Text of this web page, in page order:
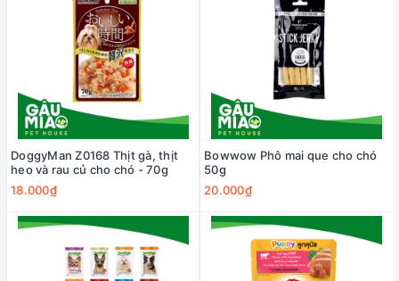
DoggyMan Z0168 Thịt gà, thịt
heo và rau củ cho chó - 70g
18.000₫
Bowwow Phô mai que cho chó
50g
20.000₫